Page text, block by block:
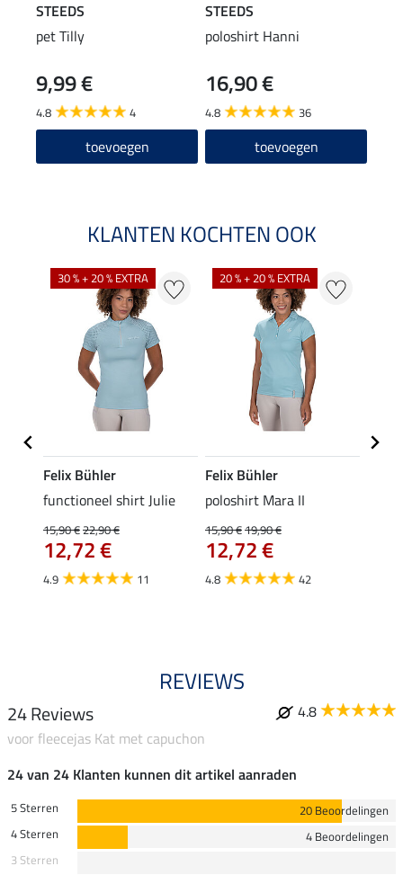
STEEDS
pet Tilly
9,99 €
4.8 4
toevoegen
STEEDS
poloshirt Hanni
16,90 €
4.8 36
toevoegen
KLANTEN KOCHTEN OOK
30 % + 20 % EXTRA
Felix Bühler
functioneel shirt Julie
15,90 €22,90 €
12,72 €
4.9 11
20 % + 20 % EXTRA
Felix Bühler
poloshirt Mara II
15,90 €19,90 €
12,72 €
4.8 42
REVIEWS
24 Reviews
4.8
voor fleecejas Kat met capuchon
24 van 24 Klanten kunnen dit artikel aanraden
5 Sterren
20 Beoordelingen
4 Sterren
4 Beoordelingen
3 Sterren